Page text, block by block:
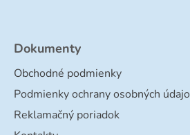
Dokumenty
Obchodné podmienky
Podmienky ochrany osobných
Reklamačný poriadok